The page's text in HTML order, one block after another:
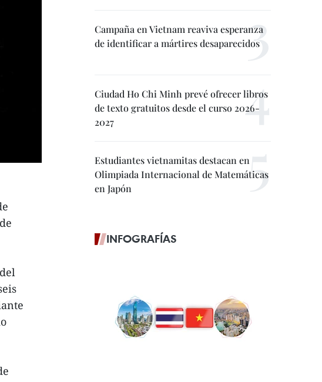
Campaña en Vietnam reaviva esperanza
de identificar a mártires desaparecidos
Ciudad Ho Chi Minh prevé ofrecer libros
de texto gratuitos desde el curso 2026-
2027
Estudiantes vietnamitas destacan en
Olimpiada Internacional de Matemáticas
en Japón
INFOGRAFÍAS